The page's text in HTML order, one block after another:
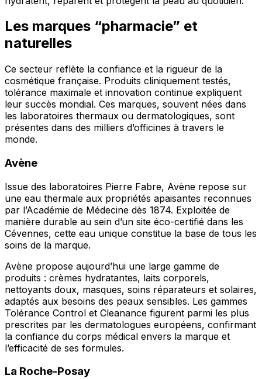
Les marques “pharmacie” et
naturelles
Ce secteur reflète la confiance et la rigueur de la
cosmétique française. Produits cliniquement testés,
tolérance maximale et innovation continue expliquent
leur succès mondial. Ces marques, souvent nées dans
les laboratoires thermaux ou dermatologiques, sont
présentes dans des milliers d’officines à travers le
monde.
Avène
Issue des laboratoires Pierre Fabre, Avène repose sur
une eau thermale aux propriétés apaisantes reconnues
par l’Académie de Médecine dès 1874. Exploitée de
manière durable au sein d’un site éco-certifié dans les
Cévennes, cette eau unique constitue la base de tous les
soins de la marque.
Avène propose aujourd’hui une large gamme de
produits : crèmes hydratantes, laits corporels,
nettoyants doux, masques, soins réparateurs et solaires,
adaptés aux besoins des peaux sensibles. Les gammes
Tolérance Control et Cleanance figurent parmi les plus
prescrites par les dermatologues européens, confirmant
la confiance du corps médical envers la marque et
l’efficacité de ses formules.
La Roche-Posay